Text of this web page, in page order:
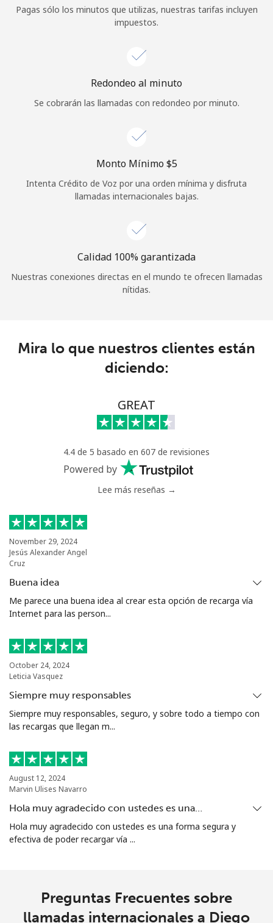
¿Olvidaste tu contraseña? →
Continuar con
Pagas sólo los minutos que utilizas, nuestras tarifas incluyen
impuestos.
Redondeo al minuto
Se cobrarán las llamadas con redondeo por minuto.
Monto Mínimo ⁦$5⁩
Intenta Crédito de Voz por una orden mínima y disfruta
llamadas internacionales bajas.
Calidad 100% garantizada
Nuestras conexiones directas en el mundo te ofrecen llamadas
nítidas.
Mira lo que nuestros clientes están
diciendo:
GREAT
4.4 de 5 basado en 607 de revisiones
Powered by
Lee más reseñas →
November 29, 2024
Jesús Alexander Angel
Cruz
Buena idea
Me parece una buena idea al crear esta opción de recarga vía
Internet para las person...
October 24, 2024
Leticia Vasquez
Siempre muy responsables
Siempre muy responsables, seguro, y sobre todo a tiempo con
las recargas que llegan m...
August 12, 2024
Marvin Ulises Navarro
Hola muy agradecido con ustedes es una…
Hola muy agradecido con ustedes es una forma segura y
efectiva de poder recargar vía ...
Preguntas Frecuentes sobre
llamadas internacionales a Diego